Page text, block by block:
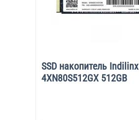
SSD накопитель Indilinx
4XN80S512GX 512GB